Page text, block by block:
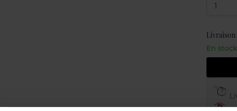
1
Livraison
En stock